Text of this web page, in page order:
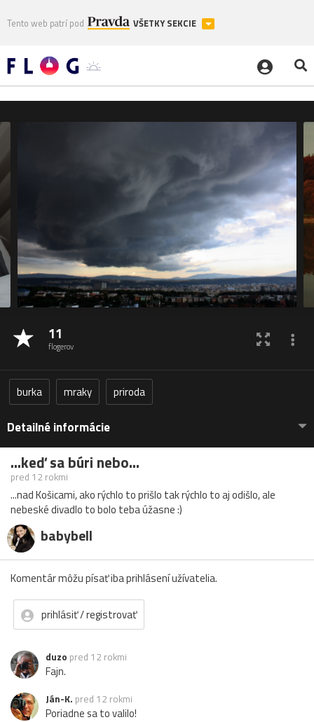
Tento web patrí pod VŠETKY SEKCIE
11
flogerov
burka mraky priroda
Detailné informácie
...keď sa búri nebo...
pred 12 rokmi
...nad Košicami, ako rýchlo to prišlo tak rýchlo to aj odišlo, ale
nebeské divadlo to bolo teba úžasne :)
babybell
Komentár môžu písať iba prihlásení užívatelia.
prihlásiť / registrovať
duzo pred 12 rokmi
Fajn.
Ján-K. pred 12 rokmi
Poriadne sa to valilo!